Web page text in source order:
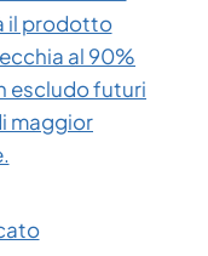
il prodotto
al 90%
escludo futuri
maggior